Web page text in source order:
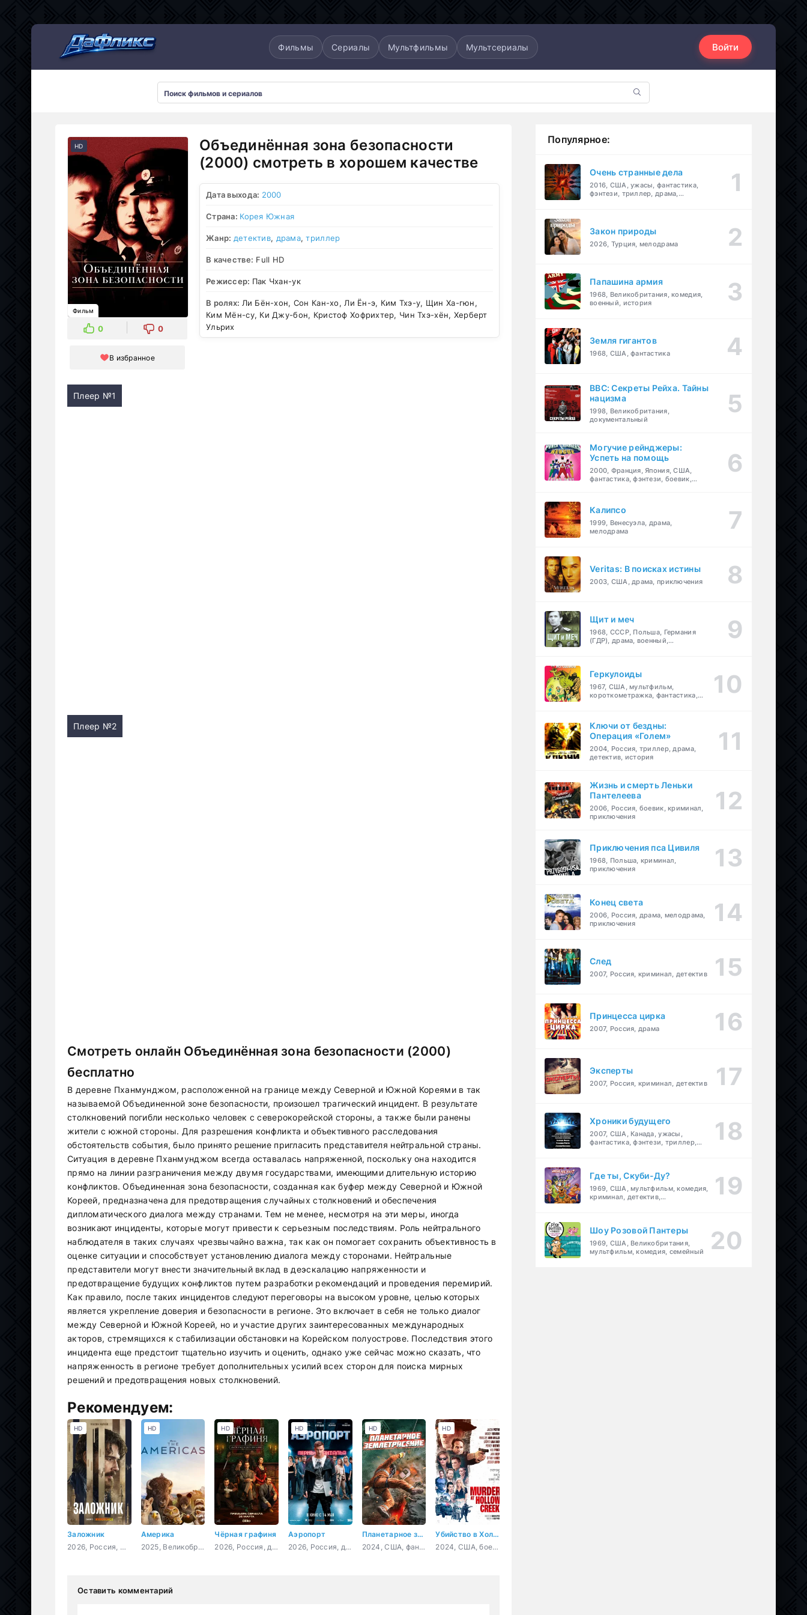
Фильмы Сериалы Мультфильмы Мультсериалы Войти
HD
Фильм
0 0
В избранное
Объединённая зона безопасности
(2000) смотреть в хорошем качестве
Дата выхода: 2000
Страна: Корея Южная
Жанр: детектив, драма,триллер
В качестве: Full HD
Режиссер: Пак Чхан-ук
В ролях: Ли Бён-хон, Сон Кан-хо, Ли Ён-э, Ким Тхэ-у, Щин Ха-гюн,
Ким Мён-су, Ки Джу-бон, Кристоф Хофрихтер, Чин Тхэ-хён, Херберт
Ульрих
Плеер №1
Плеер №2
Смотреть онлайн Объединённая зона безопасности (2000)
бесплатно
В деревне Пханмунджом, расположенной на границе между Северной и Южной Кореями в так
называемой Объединенной зоне безопасности, произошел трагический инцидент. В результате
столкновений погибли несколько человек с северокорейской стороны, а также были ранены
жители с южной стороны. Для разрешения конфликта и объективного расследования
обстоятельств события, было принято решение пригласить представителя нейтральной страны.
Ситуация в деревне Пханмунджом всегда оставалась напряженной, поскольку она находится
прямо на линии разграничения между двумя государствами, имеющими длительную историю
конфликтов. Объединенная зона безопасности, созданная как буфер между Северной и Южной
Кореей, предназначена для предотвращения случайных столкновений и обеспечения
дипломатического диалога между странами. Тем не менее, несмотря на эти меры, иногда
возникают инциденты, которые могут привести к серьезным последствиям. Роль нейтрального
наблюдателя в таких случаях чрезвычайно важна, так как он помогает сохранить объективность в
оценке ситуации и способствует установлению диалога между сторонами. Нейтральные
представители могут внести значительный вклад в деэскалацию напряженности и
предотвращение будущих конфликтов путем разработки рекомендаций и проведения перемирий.
Как правило, после таких инцидентов следуют переговоры на высоком уровне, целью которых
является укрепление доверия и безопасности в регионе. Это включает в себя не только диалог
между Северной и Южной Кореей, но и участие других заинтересованных международных
акторов, стремящихся к стабилизации обстановки на Корейском полуострове. Последствия этого
инцидента еще предстоит тщательно изучить и оценить, однако уже сейчас можно сказать, что
напряженность в регионе требует дополнительных усилий всех сторон для поиска мирных
решений и предотвращения новых столкновений.
Рекомендуем:
Заложник
2026, Россия, ОАЭ, Турция, драма, боевик
HD
Америка
2025, Великобритания, документальный
HD
Чёрная графиня
2026, Россия, детектив, триллер
HD
Аэропорт
2026, Россия, детектив, триллер
HD
Планетарное землетрясение
2024, США, фантастика, приключения
HD
Убийство в Холлоу Крик
2024, США, боевик, триллер, комедия
HD
Оставить комментарий
Популярное:
Очень странные дела
2016, США, ужасы, фантастика,
фэнтези, триллер, драма,
Закон природы
2026, Турция, мелодрама
Папашина армия
1968, Великобритания, комедия,
военный, история
Земля гигантов
1968, США, фантастика
BBC: Секреты Рейха. Тайны
нацизма
1998, Великобритания,
документальный
Могучие рейнджеры:
Успеть на помощь
2000, Франция, Япония, США,
фантастика, фэнтези, боевик,
Калипсо
1999, Венесуэла, драма,
мелодрама
Veritas: В поисках истины
2003, США, драма, приключения
Щит и меч
1968, СССР, Польша, Германия
(ГДР), драма, военный,
Геркулоиды
1967, США, мультфильм,
короткометражка, фантастика,
Ключи от бездны:
Операция «Голем»
2004, Россия, триллер, драма,
детектив, история
Жизнь и смерть Леньки
Пантелеева
2006, Россия, боевик, криминал,
приключения
Приключения пса Цивиля
1968, Польша, криминал,
приключения
Конец света
2006, Россия, драма, мелодрама,
приключения
След
2007, Россия, криминал, детектив
Принцесса цирка
2007, Россия, драма
Эксперты
2007, Россия, криминал, детектив
Хроники будущего
2007, США, Канада, ужасы,
фантастика, фэнтези, триллер,
Где ты, Скуби-Ду?
1969, США, мультфильм, комедия,
криминал, детектив,
Шоу Розовой Пантеры
1969, США, Великобритания,
мультфильм, комедия, семейный
Мультсериалы